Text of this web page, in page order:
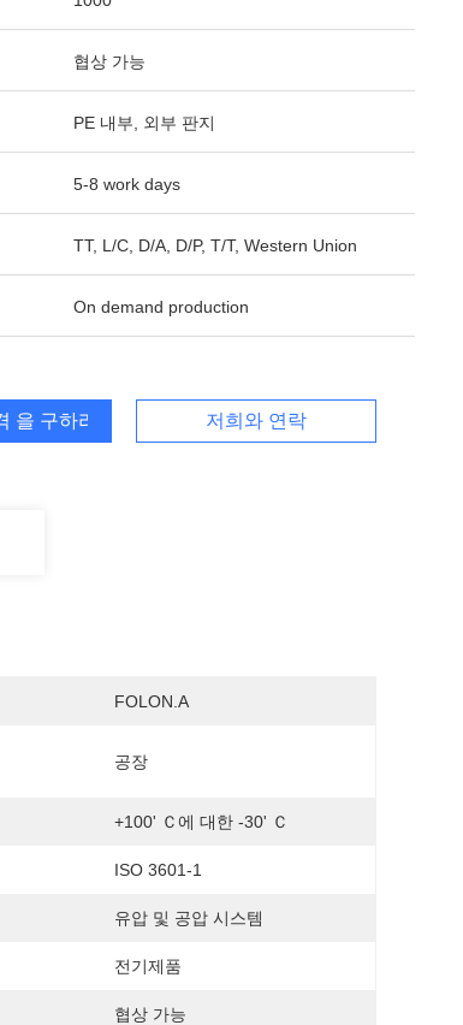
협상 가능
PE 내부, 외부 판지
5-8 work days
TT, L/C, D/A, D/P, T/T, Western Union
On demand production
을 구하라 저희와 연락
FOLON.A
공장
+100' Ｃ에 대한 -30' Ｃ
ISO 3601-1
유압 및 공압 시스템
전기제품
협상 가능